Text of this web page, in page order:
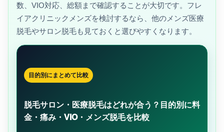
数、VIO対応、総額まで確認することが大切です。フレ
イアクリニックメンズを検討するなら、他のメンズ医療
脱毛やサロン脱毛も見ておくと選びやすくなります。
目的別にまとめて比較
脱毛サロン・医療脱毛はどれが合う？目的別に料
金・痛み・VIO・メンズ脱毛を比較